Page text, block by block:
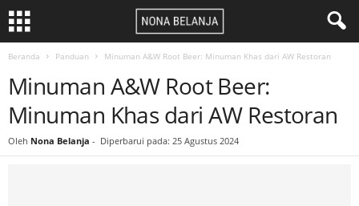
Beranda Panduan Minuman A&W Root Beer: Minuman Khas dari AW Restoran
Minuman A&W Root Beer:
Minuman Khas dari AW Restoran
Oleh Nona Belanja - Diperbarui pada: 25 Agustus 2024